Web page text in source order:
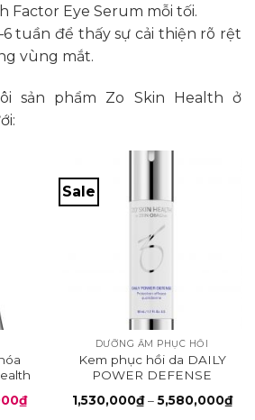
Factor Eye Serum mỗi tối.
tuần để thấy sự cải thiện rõ rệt
vùng mắt.
sản phẩm Zo Skin Health ở
₫Giá
hiện
Sale
DƯỠNG ẨM PHỤC HỒI
Kem phục hồi da DAILY
POWER DEFENSE
1,530,000₫ – 5,580,000₫
giá: